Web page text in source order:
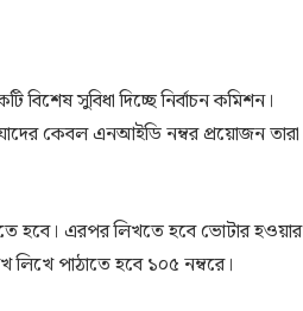
সুবিধা দিচ্ছে নির্বাচন কমিশন।
কেবল এনআইডি নম্বর প্রয়োজন তারা
হবে। এরপর লিখতে হবে ভোটার হওয়ার
লিখে পাঠাতে হবে ১০৫ নম্বরে।